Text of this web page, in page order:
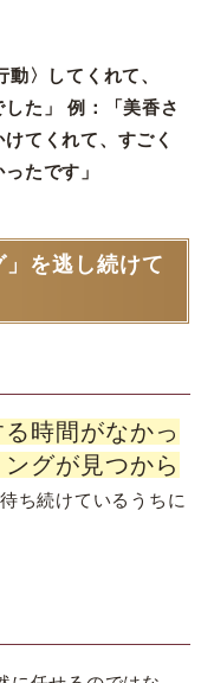
動〉してくれて、
した」 例：「美香さ
てくれて、すごく
たです」
を逃し続けて
時間がなかっ
グが見つから
ち続けているうちに